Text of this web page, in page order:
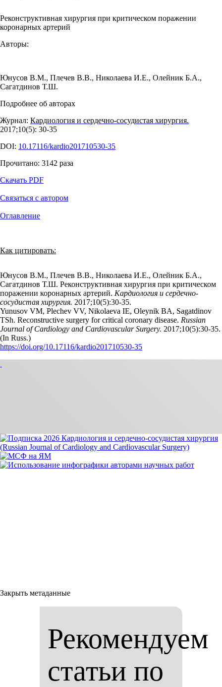
Реконструктивная хирургия при критическом поражении
коронарных артерий
Авторы:
Юнусов В.М., Плечев В.В., Николаева И.Е., Олейник Б.А.,
Сагатдинов Т.Ш.
Подробнее об авторах
Журнал: Кардиология и сердечно-сосудистая хирургия.
2017;10(5): 30‑35
DOI: 10.17116/kardio201710530-35
Прочитано: 3142 раза
Скачать PDF
Связаться с автором
Оглавление
Как цитировать:
Юнусов В.М., Плечев В.В., Николаева И.Е., Олейник Б.А.,
Сагатдинов Т.Ш. Реконструктивная хирургия при критическом
поражении коронарных артерий. Кардиология и сердечно-
сосудистая хирургия. 2017;10(5):30‑35.
Yunusov VM, Plechev VV, Nikolaeva IE, Oleynik BA, Sagatdinov
TSh. Reconstructive surgery for critical coronary disease. Russian
Journal of Cardiology and Cardiovascular Surgery. 2017;10(5):30‑35.
(In Russ.)
https://doi.org/10.17116/kardio201710530-35
Закрыть метаданные
Рекомендуем
статьи по